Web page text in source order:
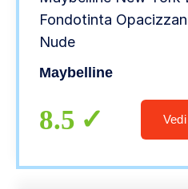
Fondotinta
Nude
Maybelline
8.5